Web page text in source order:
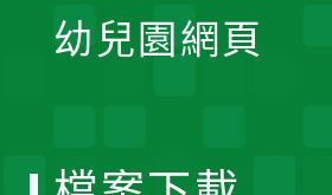
幼兒園網頁